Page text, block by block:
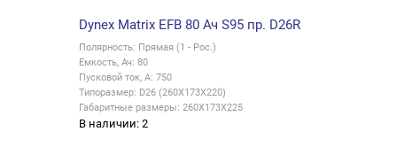
Dynex Matrix EFB 80 Ач S95 пр. D26R
Полярность: Прямая (1 - Рос.)
Емкость, Ач: 80
Пусковой ток, А: 750
Типоразмер: D26 (260X173X220)
Габаритные размеры: 260X173X225
В наличии: 2